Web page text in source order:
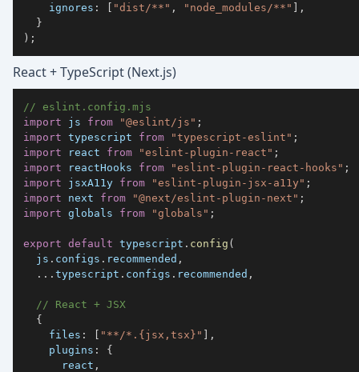
ignores : [ "dist/**" , "node_modules/**" ] ,
}
) ;
React + TypeScript (Next.js)
// eslint.config.mjs
import
js from "@eslint/js" ;
import typescript from "typescript-eslint" ;
import
react from "eslint-plugin-react" ;
import
reactHooks from "eslint-plugin-react-hooks" ;
import
jsxA11y from "eslint-plugin-jsx-a11y" ;
import
next from "@next/eslint-plugin-next" ;
import globals from "globals" ;
export default typescript . config (
  js
. configs . recommended ,
... typescript . configs . recommended ,
// React + JSX
{
files : [ "**/*.{jsx,tsx}" ] ,
plugins :
{
      react
,